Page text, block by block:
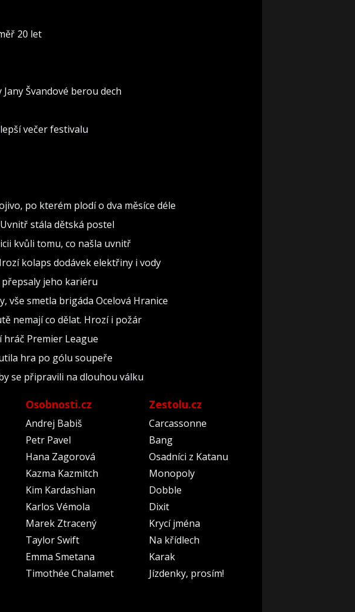
20 let
Švandové berou dech
večer festivalu
po kterém plodí o dva měsíce déle
stála dětská postel
kvůli tomu, co našla uvnitř
kolaps dodávek elektřiny i vody
přepsaly jeho kariéru
vše smetla brigáda Ocelová Hranice
nemají co dělat. Hrozí i požár
Premier League
hra po gólu soupeře
se připravili na dlouhou válku
Osobnosti.cz
Andrej Babiš
Petr Pavel
Hana Zagorová
Kazma Kazmitch
Kim Kardashian
Karlos Vémola
Marek Ztracený
Taylor Swift
Emma Smetana
Timothée Chalamet
Zestolu.cz
Carcassonne
Bang
Osadníci z Katanu
Monopoly
Dobble
Dixit
Krycí jména
Na křídlech
Karak
Jízdenky, prosím!